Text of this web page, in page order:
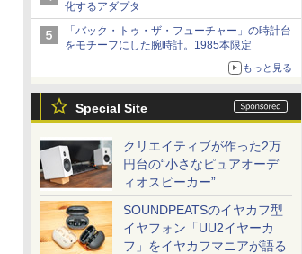
化するアダプタ
「バック・トゥ・ザ・フューチャー」の時計台
をモチーフにした腕時計。1985本限定
もっと見る
Special Site
クリエイティブが作った2万
円台の“小さなピュアオーデ
ィオスピーカー”
SOUNDPEATSのイヤカフ型
イヤフォン「UU2イヤーカ
フ」をイヤカフマニアが語る